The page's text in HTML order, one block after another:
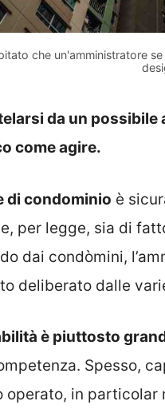
che un'amministratore
da un
come agire.
di condominio è
per legge, sia di
dai condòmini,
deliberato dalle
è piuttosto
Spesso,
operato, in